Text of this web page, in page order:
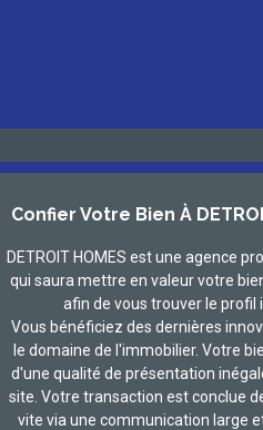
Confier Votre Bien À
DETROIT HOMES est une agence
qui saura mettre en valeur votre
afin de vous trouver le profil
Vous bénéficiez des dernières
le domaine de l'immobilier. Votre
d'une qualité de présentation
site. Votre transaction est conclue
vite via une communication large